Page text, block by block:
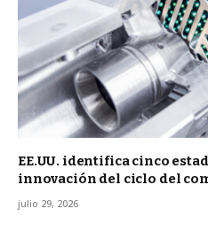
EE.UU. identifica cinco
innovación del ciclo del
julio 29, 2026